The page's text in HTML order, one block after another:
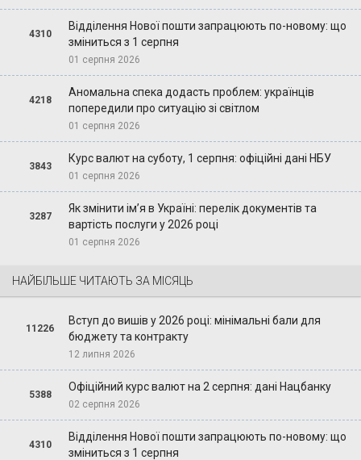
4310
Відділення Нової пошти запрацюють по-новому: що
зміниться з 1 серпня
01 серпня 2026
4218
Аномальна спека додасть проблем: українців
попередили про ситуацію зі світлом
01 серпня 2026
3843
Курс валют на суботу, 1 серпня: офіційні дані НБУ
01 серпня 2026
3287
Як змінити ім’я в Україні: перелік документів та
вартість послуги у 2026 році
01 серпня 2026
НАЙБІЛЬШЕ ЧИТАЮТЬ ЗА МІСЯЦЬ
11226
Вступ до вишів у 2026 році: мінімальні бали для
бюджету та контракту
12 липня 2026
5388
Офіційний курс валют на 2 серпня: дані Нацбанку
02 серпня 2026
4310
Відділення Нової пошти запрацюють по-новому: що
зміниться з 1 серпня